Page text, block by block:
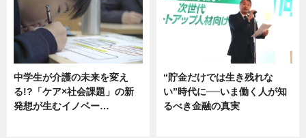
中学生が介護の未来を変え
る!?「ケア×社会課題」の新
発想が生むイノベー…
“貯金だけでは生き残れな
い”時代に──いま働く人が知
るべき金融の真実